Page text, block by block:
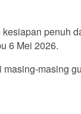
penuh
6 Mei 2026.
masing